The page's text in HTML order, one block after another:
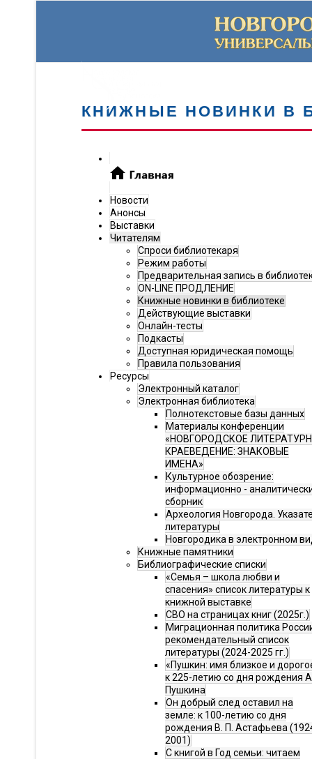
КНИЖНЫЕ НОВИНКИ В
Новости
Анонсы
Выставки
Читателям
Спроси библиотекаря
Режим работы
Предварительная запись в
ON-LINE ПРОДЛЕНИЕ
Книжные новинки в библиотеке
Действующие выставки
Онлайн-тесты
Подкасты
Доступная юридическая помощь
Правила пользования
Ресурсы
Электронный каталог
Электронная библиотека
Полнотекстовые базы данных
Материалы конференции
«НОВГОРОДСКОЕ
КРАЕВЕДЕНИЕ: ЗНАКОВЫЕ
ИМЕНА»
Культурное обозрение:
информационно -
сборник
Археология Новгорода.
литературы
Новгородика в электронном
Книжные памятники
Библиографические списки
«Семья – школа любви и
спасения» список литературы к
книжной выставке
СВО на страницах книг (2025г.)
Миграционная политика
рекомендательный список
литературы (2024-2025 гг.)
«Пушкин: имя близкое и
к 225-летию со дня рождения
Пушкина
Он добрый след оставил на
земле: к 100-летию со дня
рождения В. П. Астафьева
2001)
С книгой в Год семьи: читаем